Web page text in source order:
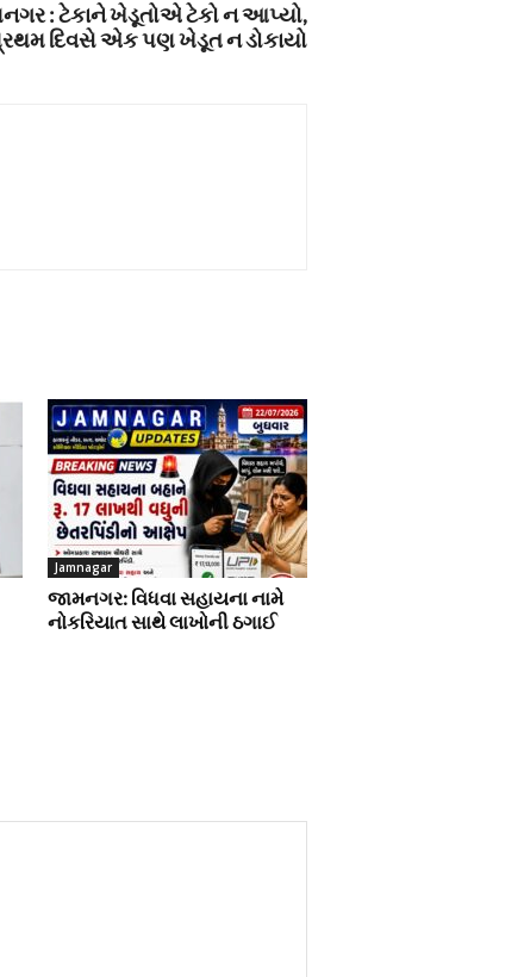
: ટેકાને ખેડૂતોએ ટેકો ન આપ્યો,
દિવસે એક પણ ખેડૂત ન ડોકાયો
Jamnagar
જામનગર: વિધવા સહાયના નામે
નોકરિયાત સાથે લાખોની ઠગાઈ